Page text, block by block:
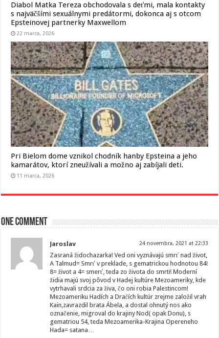
Diabol Matka Tereza obchodovala s deťmi, mala kontakty
s najväčšími sexuálnymi predátormi, dokonca aj s otcom
Epsteinovej partnerky Maxwellom
22 marca, 2026
Pri Bielom dome vznikol chodník hanby Epsteina a jeho
kamarátov, ktorí zneužívali a možno aj zabíjali deti.
11 marca, 2026
One comment
Jaroslav 24 novembra, 2021 at 22:33
Zasraná židochazarka! Ved oni vyznávajú smrť nad život,
A Talmud= Smrť v preklade, s gematrickou hodnotou 84!
8= život a 4= smerť, teda zo života do smrti! Moderní
židia majú svoj pôvod v Hadej kultúre Mezoameriky, kde
vytrhavali srdcia za živa, čo oni robia Palestincom!
Mezoameriku Hadích a Dračích kultúr zrejme založil vrah
Kain,zavrazdil brata Ábela, a dostal ohnutý nos ako
označenie, migroval do krajiny Nod( opak Donu), s
gematriou 54, teda Mezoamerika-Krajina Opereneho
Hada= satana…